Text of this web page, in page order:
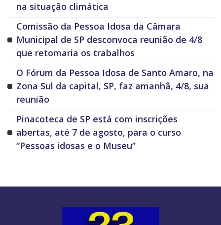
na situação climática
Comissão da Pessoa Idosa da Câmara
Municipal de SP desconvoca reunião de 4/8
que retomaria os trabalhos
O Fórum da Pessoa Idosa de Santo Amaro, na
Zona Sul da capital, SP, faz amanhã, 4/8, sua
reunião
Pinacoteca de SP está com inscrições
abertas, até 7 de agosto, para o curso
“Pessoas idosas e o Museu”